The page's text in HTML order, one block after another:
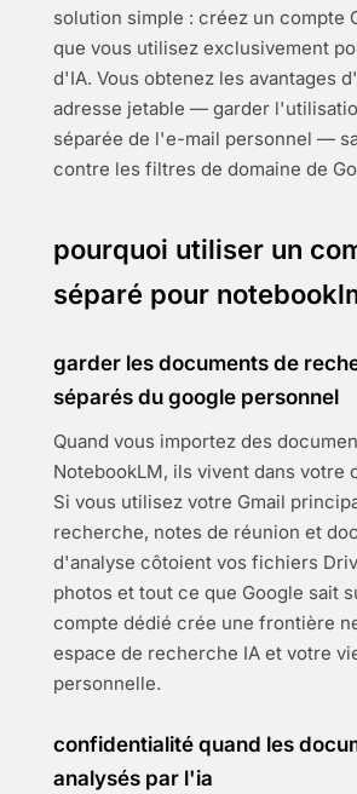
solution simple : créez un compte
que vous utilisez exclusivement
d'IA. Vous obtenez les avantages
adresse jetable — garder
séparée de l'e-mail personnel —
contre les filtres de domaine de
pourquoi utiliser un
séparé pour
garder les documents de
séparés du google personnel
Quand vous importez des
NotebookLM, ils vivent dans votre
Si vous utilisez votre Gmail
recherche, notes de réunion et
d'analyse côtoient vos fichiers
photos et tout ce que Google sait
compte dédié crée une frontière
espace de recherche IA et votre
personnelle.
confidentialité quand les
analysés par l'ia